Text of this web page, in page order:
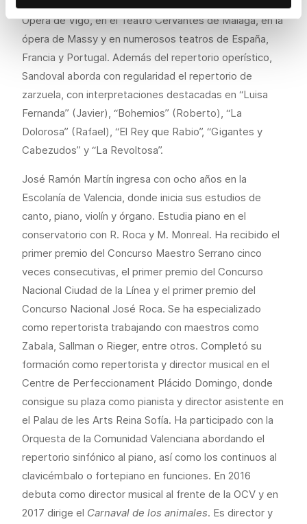
Opera de Vigo, en el Teatro Cervantes de Málaga, en la
ópera de Massy y en numerosos teatros de España,
Francia y Portugal. Además del repertorio operístico,
Sandoval aborda con regularidad el repertorio de
zarzuela, con interpretaciones destacadas en “Luisa
Fernanda” (Javier), “Bohemios” (Roberto), “La
Dolorosa” (Rafael), “El Rey que Rabio”, “Gigantes y
Cabezudos” y “La Revoltosa”.
José Ramón Martín ingresa con ocho años en la
Escolanía de Valencia, donde inicia sus estudios de
canto, piano, violín y órgano. Estudia piano en el
conservatorio con R. Roca y M. Monreal. Ha recibido el
primer premio del Concurso Maestro Serrano cinco
veces consecutivas, el primer premio del Concurso
Nacional Ciudad de la Línea y el primer premio del
Concurso Nacional José Roca. Se ha especializado
como repertorista trabajando con maestros como
Zabala, Sallman o Rieger, entre otros. Completó su
formación como repertorista y director musical en el
Centre de Perfeccionament Plácido Domingo, donde
consigue su plaza como pianista y director asistente en
el Palau de les Arts Reina Sofía. Ha participado con la
Orquesta de la Comunidad Valenciana abordando el
repertorio sinfónico al piano, así como los continuos al
clavicémbalo o fortepiano en funciones. En 2016
debuta como director musical al frente de la OCV y en
2017 dirige el Carnaval de los animales. Es director y